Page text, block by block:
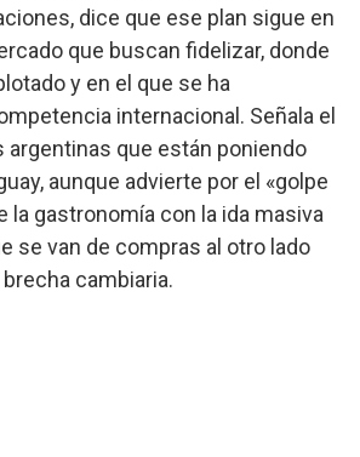
dice que ese plan sigue en
que buscan fidelizar, donde
y en el que se ha
internacional. Señala el
argentinas que están poniendo
aunque advierte por el «golpe
la gastronomía con la ida masiva
se van de compras al otro lado
cambiaria.